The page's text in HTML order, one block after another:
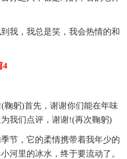
我，我总是笑，我会热情的和
4
鞠躬)首先，谢谢你们能在年味
我们点评，谢谢!(再次鞠躬)
节，它的柔情携带着我年少的
河里的冰水，终于要流动了。